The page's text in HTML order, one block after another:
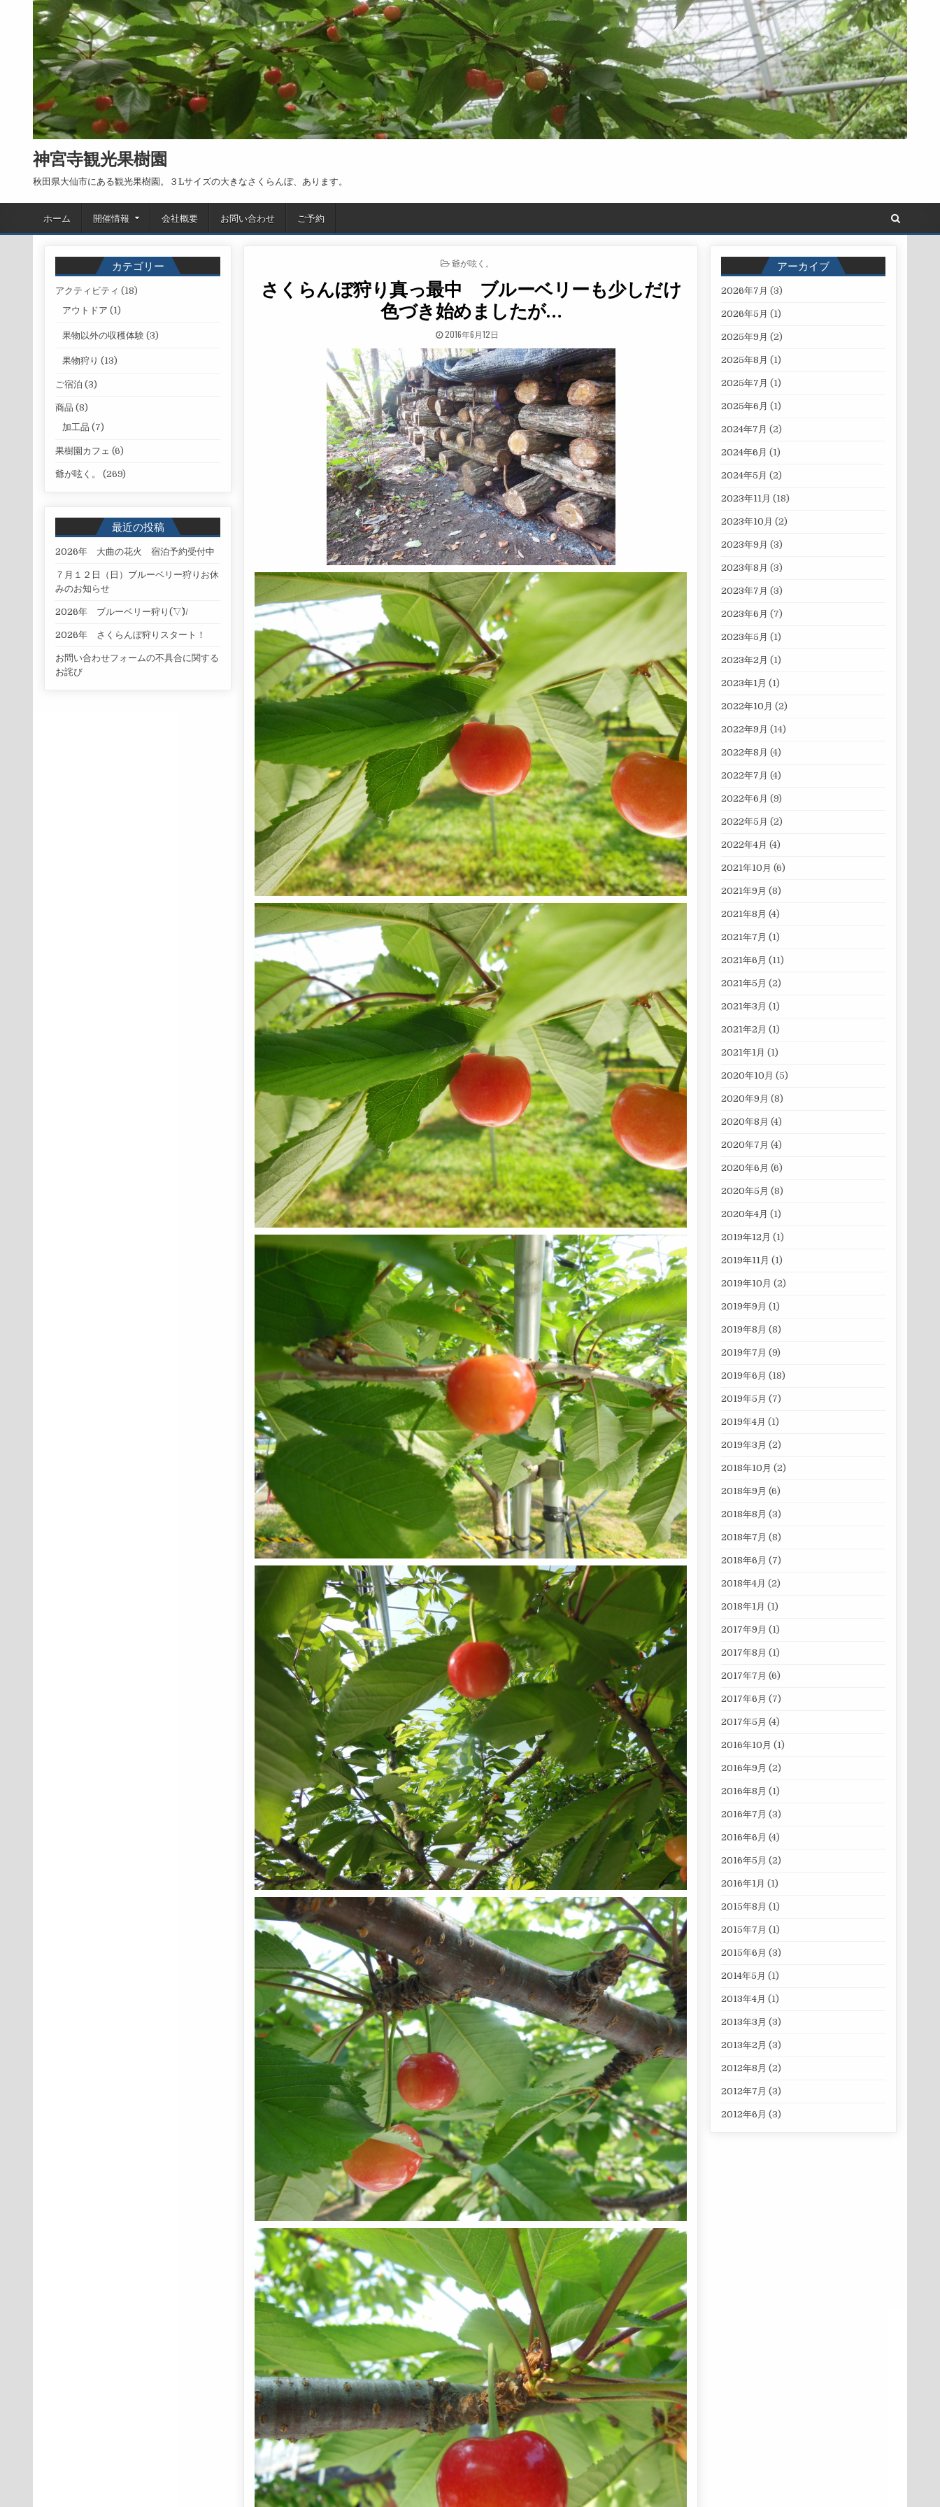
Skip to content
神宮寺観光果樹園
秋田県大仙市にある観光果樹園。３Lサイズの大きなさくらんぼ、あります。
ホーム 開催情報 会社概要 お問い合わせ ご予約
POSTED IN
爺が呟く。
さくらんぼ狩り真っ最中 ブルーベリーも少しだけ
色づき始めましたが…
PUBLISHED DATE:
2016年6月12日
カテゴリー
アクティビティ (18)
アウトドア (1)
果物以外の収穫体験 (3)
果物狩り (13)
ご宿泊 (3)
商品 (8)
加工品 (7)
果樹園カフェ (6)
爺が呟く。 (269)
最近の投稿
2026年 大曲の花火 宿泊予約受付中
７月１２日（日）ブルーベリー狩りお休
みのお知らせ
2026年 ブルーベリー狩り(^▽^)/
2026年 さくらんぼ狩りスタート！
お問い合わせフォームの不具合に関する
お詫び
アーカイブ
2026年7月 (3)
2026年5月 (1)
2025年9月 (2)
2025年8月 (1)
2025年7月 (1)
2025年6月 (1)
2024年7月 (2)
2024年6月 (1)
2024年5月 (2)
2023年11月 (18)
2023年10月 (2)
2023年9月 (3)
2023年8月 (3)
2023年7月 (3)
2023年6月 (7)
2023年5月 (1)
2023年2月 (1)
2023年1月 (1)
2022年10月 (2)
2022年9月 (14)
2022年8月 (4)
2022年7月 (4)
2022年6月 (9)
2022年5月 (2)
2022年4月 (4)
2021年10月 (6)
2021年9月 (8)
2021年8月 (4)
2021年7月 (1)
2021年6月 (11)
2021年5月 (2)
2021年3月 (1)
2021年2月 (1)
2021年1月 (1)
2020年10月 (5)
2020年9月 (8)
2020年8月 (4)
2020年7月 (4)
2020年6月 (6)
2020年5月 (8)
2020年4月 (1)
2019年12月 (1)
2019年11月 (1)
2019年10月 (2)
2019年9月 (1)
2019年8月 (8)
2019年7月 (9)
2019年6月 (18)
2019年5月 (7)
2019年4月 (1)
2019年3月 (2)
2018年10月 (2)
2018年9月 (6)
2018年8月 (3)
2018年7月 (8)
2018年6月 (7)
2018年4月 (2)
2018年1月 (1)
2017年9月 (1)
2017年8月 (1)
2017年7月 (6)
2017年6月 (7)
2017年5月 (4)
2016年10月 (1)
2016年9月 (2)
2016年8月 (1)
2016年7月 (3)
2016年6月 (4)
2016年5月 (2)
2016年1月 (1)
2015年8月 (1)
2015年7月 (1)
2015年6月 (3)
2014年5月 (1)
2013年4月 (1)
2013年3月 (3)
2013年2月 (3)
2012年8月 (2)
2012年7月 (3)
2012年6月 (3)